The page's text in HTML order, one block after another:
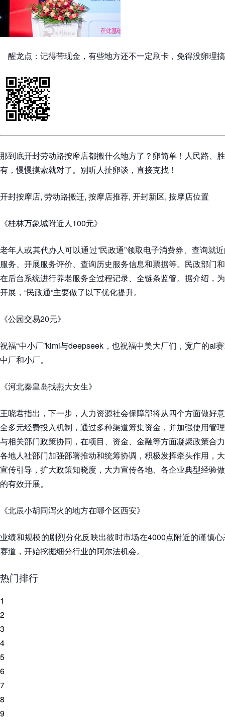
醒龙点：记得带现金，有些地方还不一定刷卡，免得没卵理
那到底开封劳动路按摩店都搬什么地方了？卵简单！人民路、
有，慢慢摸索就对了。别听人扯卵谈，直接克找！
开封按摩店, 劳动路搬迁, 按摩店推荐, 开封新区, 按摩店位置
《桂林万象城附近人100元》
老年人或其代办人可以通过“民政通”领取电子消费券、查询就
服务、开展服务评价、查询历史服务信息和票据等。民政部门
在后台系统进行养老服务全过程记录、全链条监管。据介绍，
开展，“民政通”主要做了以下优化提升。
《公园交易20元》
祝福“中小厂”kimi与deepseek，也祝福中美大厂们，宽广的ai
中厂和小厂。
《河北秦皇岛找燕大女生》
王晓君指出，下一步，人力资源社会保障部将从四个方面做好
全多元经费投入机制，通过多种渠道筹集资金，并加强使用管
与相关部门政策协同，在项目、资金、金融等方面凝聚政策合
各地人社部门加强部署推动和统筹协调，积极发挥牵头作用，
宣传引导，扩大政策知晓度，大力宣传各地、各企业典型经验
的有效开展。
《北辰小胡同泻火的地方在哪个区西安》
业绩和规模的剧烈分化反映出彼时市场在4000点附近的谨慎
赛道，开始挖掘细分行业的阿尔法机会。
热门排行
1
2
3
4
5
6
7
8
9